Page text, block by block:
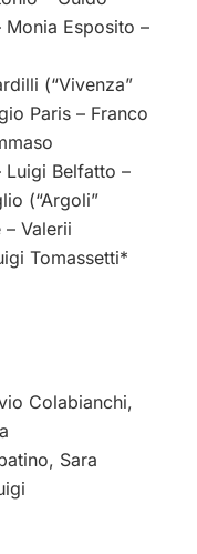
Esposito –
(“Vivenza”
Paris – Franco
Luigi Belfatto –
(“Argoli”
Valerii
Tomassetti*
Colabianchi,
Sara